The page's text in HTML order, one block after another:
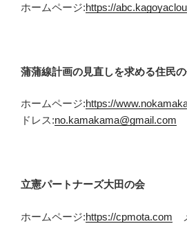
ホームページ:https://
蒲蒲線計画の見直しを求める住民
ホームページ:https://
ドレス:no.kamakama@gmail.com
立憲パートナーズ大田の会
ホームページ:https://cpmota.com